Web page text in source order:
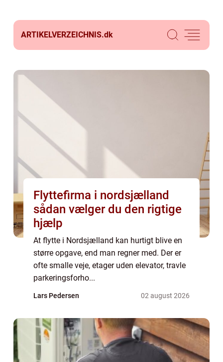
ARTIKELVERZEICHNIS.dk
Flyttefirma i nordsjælland
sådan vælger du den rigtige
hjælp
At flytte i Nordsjælland kan hurtigt blive en
større opgave, end man regner med. Der er
ofte smalle veje, etager uden elevator, travle
parkeringsforho...
Lars Pedersen 02 august 2026